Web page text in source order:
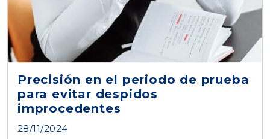
Precisión en el periodo de prueba
para evitar despidos
improcedentes
28/11/2024